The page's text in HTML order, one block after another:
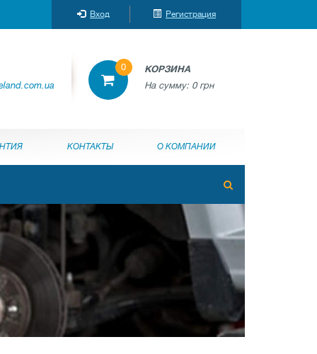
Вход Регистрация
0
КОРЗИНА
На сумму: 0 грн
КОНТАКТЫ О КОМПАНИИ